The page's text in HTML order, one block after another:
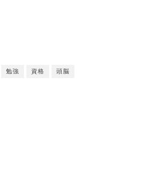
勉強 資格 頭脳